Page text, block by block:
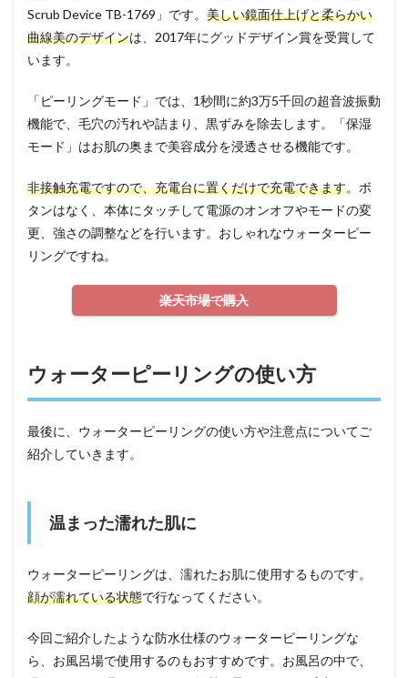
Scrub Device TB-1769」です。 美しい鏡面仕上げと柔らかい
曲線美のデザインは、2017年にグッドデザイン賞を受賞して
います。
「ピーリングモード」では、1秒間に約3万5千回の超音波振動
機能で、毛穴の汚れや詰まり、黒ずみを除去します。「保湿
モード」はお肌の奥まで美容成分を浸透させる機能です。
非接触充電ですので、充電台に置くだけで充電できます。ボ
タンはなく、本体にタッチして電源のオンオフやモードの変
更、強さの調整などを行います。おしゃれなウォーターピー
リングですね。
楽天市場で購入
ウォーターピーリングの使い方
最後に、ウォーターピーリングの使い方や注意点についてご
紹介していきます。
温まった濡れた肌に
ウォーターピーリングは、濡れたお肌に使用するものです。
顔が濡れている状態で行なってください。
今回ご紹介したような防水仕様のウォーターピーリングな
ら、お風呂場で使用するのもおすすめです。お風呂の中で、